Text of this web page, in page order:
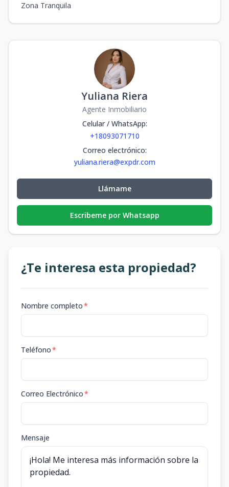
Zona Tranquila
Yuliana Riera
Agente Inmobiliario
Celular / WhatsApp:
+18093071710
Correo electrónico:
yuliana.riera@expdr.com
Llámame
Escribeme por Whatsapp
¿Te interesa esta propiedad?
Nombre completo*
Teléfono*
Correo Electrónico*
Mensaje